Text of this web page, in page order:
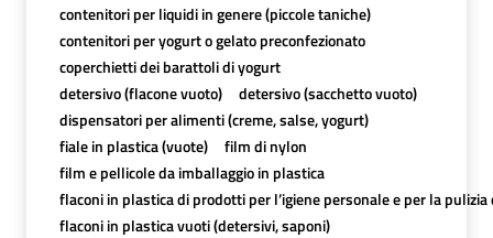
contenitori per liquidi in genere (piccole taniche)
contenitori per yogurt o gelato preconfezionato
coperchietti dei barattoli di yogurt
detersivo (flacone vuoto)
detersivo (sacchetto vuoto)
dispensatori per alimenti (creme, salse, yogurt)
fiale in plastica (vuote)
film di nylon
film e pellicole da imballaggio in plastica
flaconi in plastica di prodotti per l’igiene personale e per la pulizia
flaconi in plastica vuoti (detersivi, saponi)